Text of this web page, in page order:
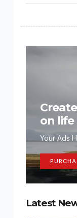
on life
Your Ads
Latest